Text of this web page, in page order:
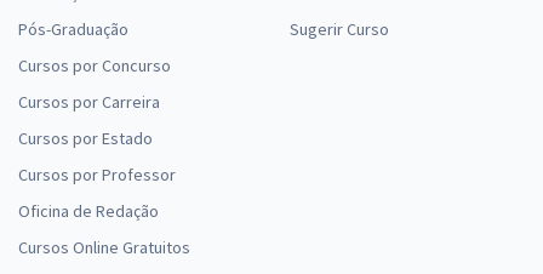
Pós-Graduação
Cursos por Concurso
Cursos por Carreira
Cursos por Estado
Cursos por Professor
Oficina de Redação
Cursos Online Gratuitos
Sugerir Curso